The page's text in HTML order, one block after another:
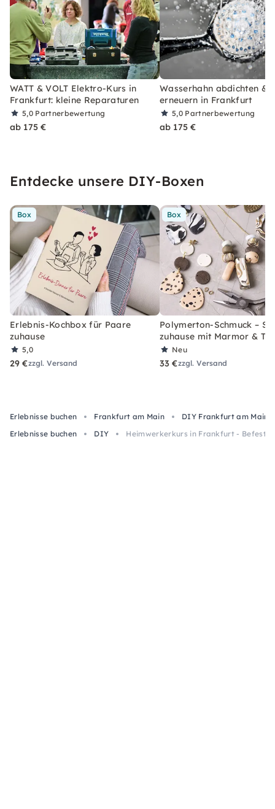
WATT & VOLT Elektro-Kurs in
Frankfurt: kleine Reparaturen
5,0 Partnerbewertung
ab 175 €
Wasserhahn abdichten &
erneuern in Frankfurt
5,0 Partnerbewertung
ab 175 €
Entdecke unsere DIY-Boxen
Box
Erlebnis-Kochbox für Paare
zuhause
5,0
29 €zzgl. Versand
Box
Polymerton-Schmuck –
zuhause mit Marmor &
Neu
33 €zzgl. Versand
Erlebnisse buchen Frankfurt am Main
DIY Frankfurt am Main
Erlebnisse buchen
DIY Heimwerkerkurs in Frankfurt -